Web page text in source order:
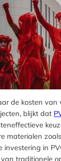
de kosten van
blijkt dat
materialen
investering in
traditionele